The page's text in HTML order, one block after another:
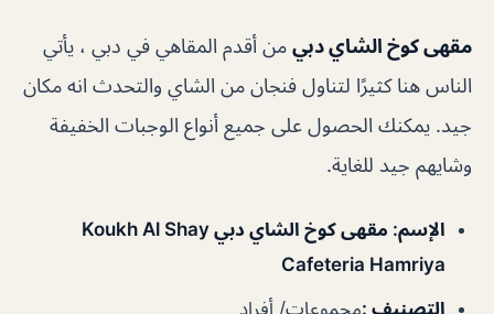
مقهى كوخ الشاي دبي من أقدم المقاهي في دبي ، يأتي
الناس هنا كثيرًا لتناول فنجان من الشاي والتحدث انه مكان
جيد. يمكنك الحصول على جميع أنواع الوجبات الخفيفة
وشايهم جيد للغاية.
الإسم:
مقهى كوخ الشاي دبي Koukh Al Shay
Cafeteria Hamriya
التصنيف :مجموعات/ أفراد